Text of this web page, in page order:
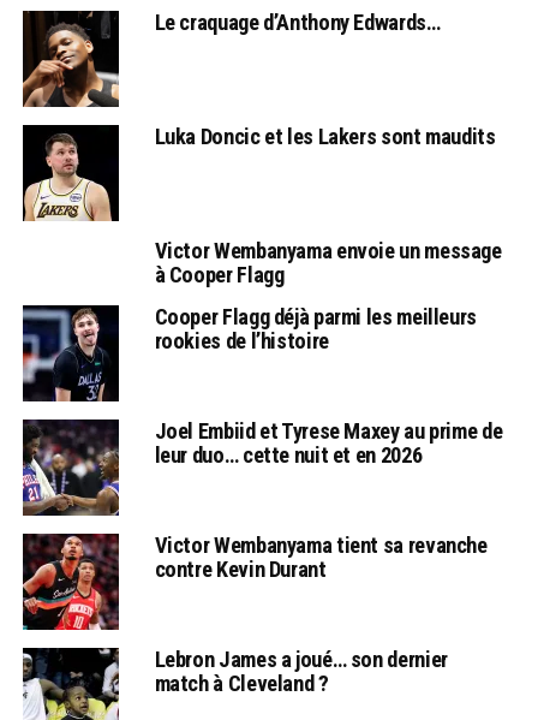
Le craquage d’Anthony Edwards…
Luka Doncic et les Lakers sont maudits
Victor Wembanyama envoie un message
à Cooper Flagg
Cooper Flagg déjà parmi les meilleurs
rookies de l’histoire
Joel Embiid et Tyrese Maxey au prime de
leur duo… cette nuit et en 2026
Victor Wembanyama tient sa revanche
contre Kevin Durant
Lebron James a joué… son dernier
match à Cleveland ?